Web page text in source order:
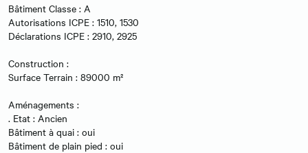
Bâtiment Classe : A
Autorisations ICPE : 1510, 1530
Déclarations ICPE : 2910, 2925
Construction :
Surface Terrain : 89000 m²
Aménagements :
. Etat : Ancien
Bâtiment à quai : oui
Bâtiment de plain pied : oui